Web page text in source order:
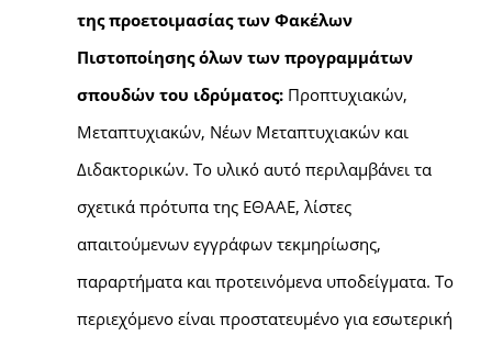
της προετοιμασίας των Φακέλων
Πιστοποίησης όλων των προγραμμάτων
σπουδών του ιδρύματος:Προπτυχιακών,
Μεταπτυχιακών, Νέων Μεταπτυχιακών και
Διδακτορικών. Το υλικό αυτό περιλαμβάνει τα
σχετικά πρότυπα της ΕΘΑΑΕ, λίστες
απαιτούμενων εγγράφων τεκμηρίωσης,
παραρτήματα και προτεινόμενα υποδείγματα. Το
περιεχόμενο είναι προστατευμένο για εσωτερική